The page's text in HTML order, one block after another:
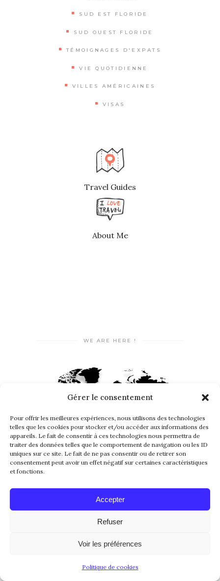
Gérer le consentement
Pour offrir les meilleures expériences, nous utilisons des technologies
telles que les cookies pour stocker et/ou accéder aux informations des
appareils. Le fait de consentir à ces technologies nous permettra de
traiter des données telles que le comportement de navigation ou les ID
uniques sur ce site. Le fait de ne pas consentir ou de retirer son
consentement peut avoir un effet négatif sur certaines caractéristiques
et fonctions.
Accepter
Refuser
Voir les préférences
Politique de cookies
SUD EST FLORIDE
SUD OUEST FLORIDE
TÉMOIGNAGES D'EXPATS
VIE QUOTIDIENNE
VILLES AMÉRICAINES
VISAS
Travel Guides
About Me
WE ARE HERE !
-83.8046° O